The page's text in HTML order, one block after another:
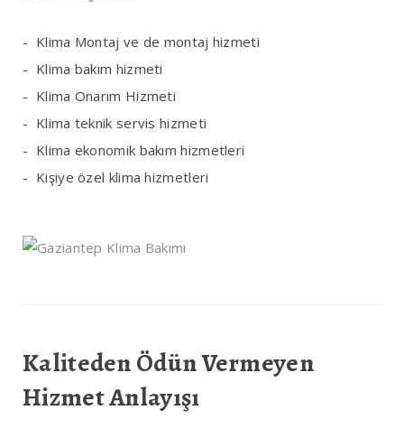
Klima Montaj ve de montaj hizmeti
Klima bakım hizmeti
Klima Onarım Hizmeti
Klima teknik servis hizmeti
Klima ekonomik bakım hizmetleri
Kişiye özel klima hizmetleri
Kaliteden Ödün Vermeyen
Hizmet Anlayışı